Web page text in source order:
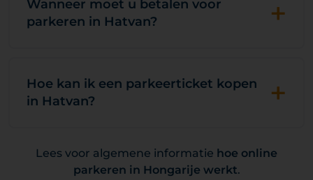
Wanneer moet u betalen voor
parkeren in Hatvan?
+
Hoe kan ik een parkeerticket kopen
in Hatvan?
+
Lees voor algemene informatie hoe online
parkeren in Hongarije werkt.